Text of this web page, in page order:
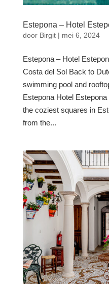
Estepona – Hotel
door Birgit| mei 6, 2024
Estepona – Hotel
Costa del Sol Back to
swimming pool and
Estepona Hotel
the coziest squares in
from the...